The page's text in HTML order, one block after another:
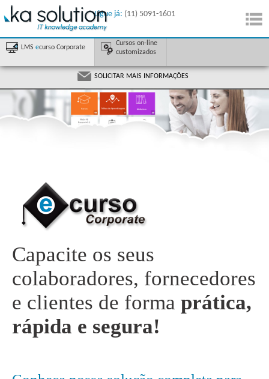
Ligue já: (11) 5091-1601
LMS ecurso Corporate
Cursos on-line
customizados
SOLICITAR MAIS INFORMAÇÕES
Capacite os seus
colaboradores, fornecedores
e clientes de forma prática,
rápida e segura!